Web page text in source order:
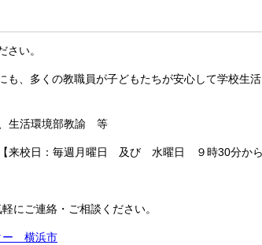
い。
、多くの教職員が子どもたちが安心して学校生
生活環境部教諭 等
来校日：毎週月曜日 及び 水曜日 ９時30分から
にご連絡・ご相談ください。
ー 横浜市